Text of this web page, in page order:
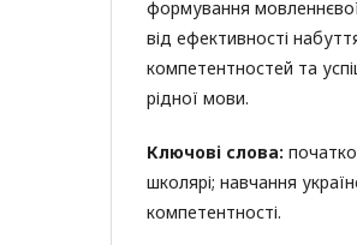
формування
від ефективності
компетентностей та
рідної мови.
Ключові слова:
школярі; навчання
компетентності.